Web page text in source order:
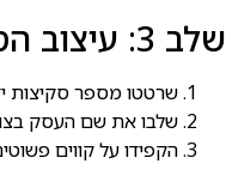
שלב 3: עיצוב הסקיצה הראשונית
שרטטו מספר סקיצות
שלבו את שם העסק
הקפידו על קווים